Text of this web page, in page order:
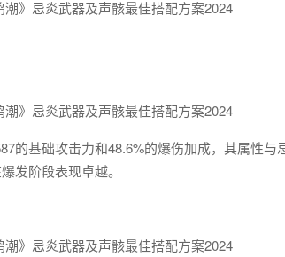
的基础攻击力和48.6%的爆伤加成，其属性与
发阶段表现卓越。